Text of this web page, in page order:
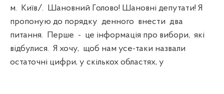
м. Київ/. Шановний Голово! Шановні депутати! Я
пропоную до порядку денного внести два
питання. Перше - це інформація про вибори, які
відбулися. Я хочу, щоб нам усе-таки назвали
остаточні цифри, у скількох областях, у